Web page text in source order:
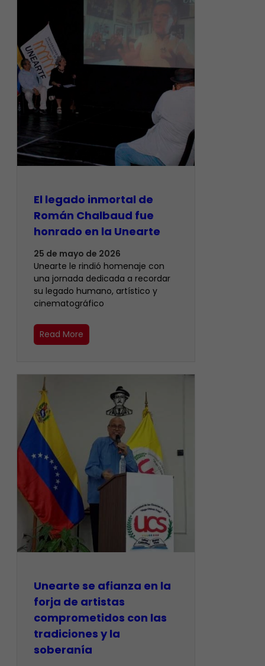
El legado inmortal de
Román Chalbaud fue
honrado en la Unearte
25 de mayo de 2026
Unearte le rindió homenaje con
una jornada dedicada a recordar
su legado humano, artístico y
cinematográfico
Read More
Unearte se afianza en la
forja de artistas
comprometidos con las
tradiciones y la
soberanía